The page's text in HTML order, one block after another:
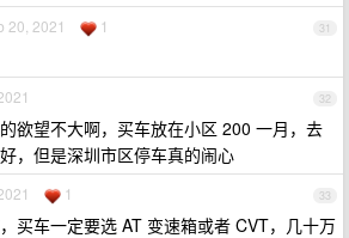
31
20, 2021 1
32
欲望不大啊，买车放在小区 200 一月，去
，但是深圳市区停车真的闹心
33
1
买车一定要选 AT 变速箱或者 CVT，几十万